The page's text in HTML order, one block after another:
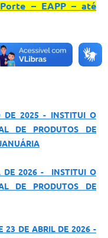
– EAPP – até
DE 2025 - INSTITUI O
DE PRODUTOS DE
DE 2026 - INSTITUI O
DE PRODUTOS DE
23 DE ABRIL DE 2026 -